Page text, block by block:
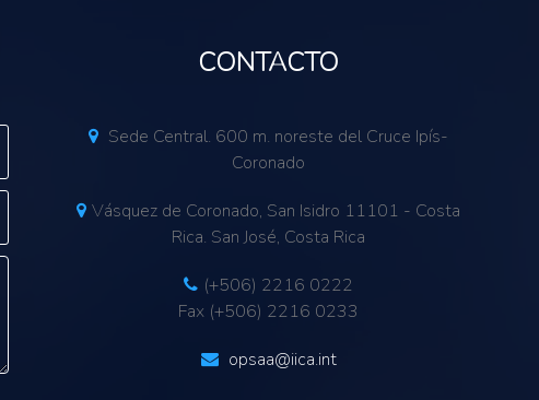
CONTACTO
Sede Central. 600 m. noreste del Cruce Ipís-
Coronado
Vásquez de Coronado, San Isidro 11101 - Costa
Rica. San José, Costa Rica
(+506) 2216 0222
Fax (+506) 2216 0233
opsaa@iica.int